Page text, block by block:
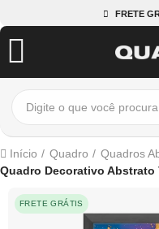
FRETE
Início Quadro
Quadros
Quadro Decorativo Abstrato
FRETE GRÁTIS